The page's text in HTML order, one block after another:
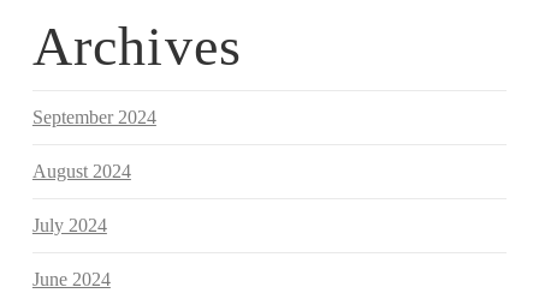
Archives
September 2024
August 2024
July 2024
June 2024